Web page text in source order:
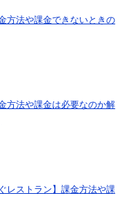
方法や課金できないときの
方法や課金は必要なのか解
レストラン】課金方法や課